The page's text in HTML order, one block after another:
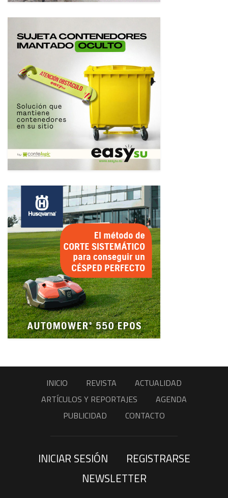
INICIO REVISTA
ACTUALIDAD
ARTÍCULOS Y REPORTAJES
AGENDA
PUBLICIDAD
CONTACTO
INICIAR SESIÓN
REGISTRARSE
NEWSLETTER